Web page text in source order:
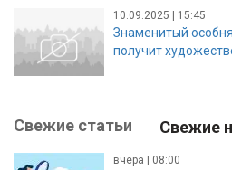
10.09.2025 | 15:45
Знаменитый
получит
Свежие статьи Свежие
вчера | 08:00